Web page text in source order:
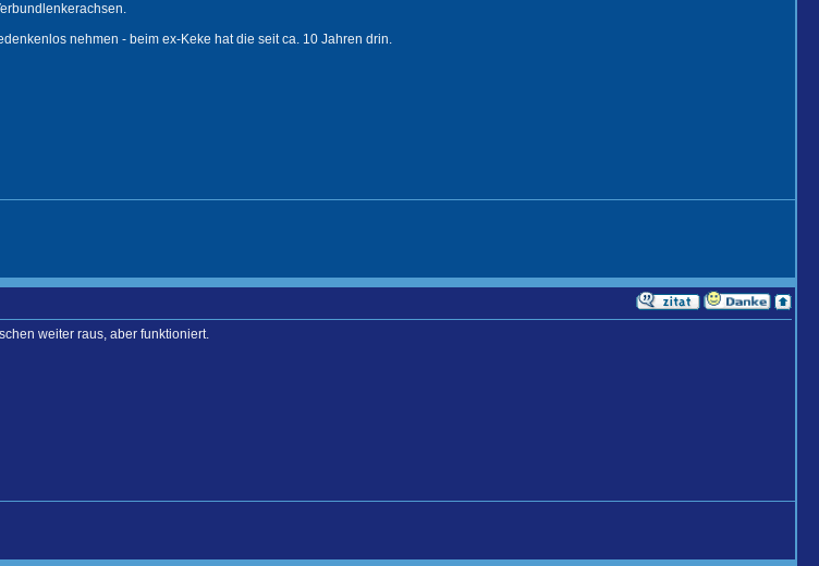
nehmen - beim ex-Keke hat die seit ca. 10 Jahren drin.
weiter raus, aber funktioniert.